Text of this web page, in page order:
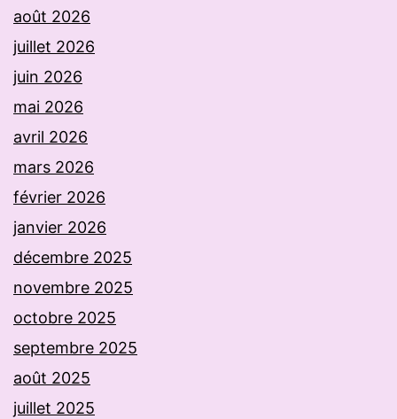
août 2026
juillet 2026
juin 2026
mai 2026
avril 2026
mars 2026
février 2026
janvier 2026
décembre 2025
novembre 2025
octobre 2025
septembre 2025
août 2025
juillet 2025